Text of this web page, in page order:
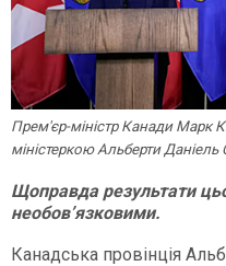
Прем'єр-міністр Канади Марк
міністеркою Альберти Даніель
Щоправда результати
необов’язковими.
Канадська провінція